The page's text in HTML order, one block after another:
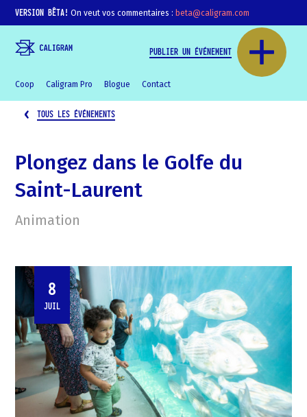
VERSION BÊTA! On veut vos commentaires : beta@caligram.com
Coop Caligram Pro Blogue Contact
PUBLIER UN ÉVÉNEMENT
TOUS LES ÉVÉNEMENTS
Plongez dans le Golfe du
Saint-Laurent
Animation
8
JUIL